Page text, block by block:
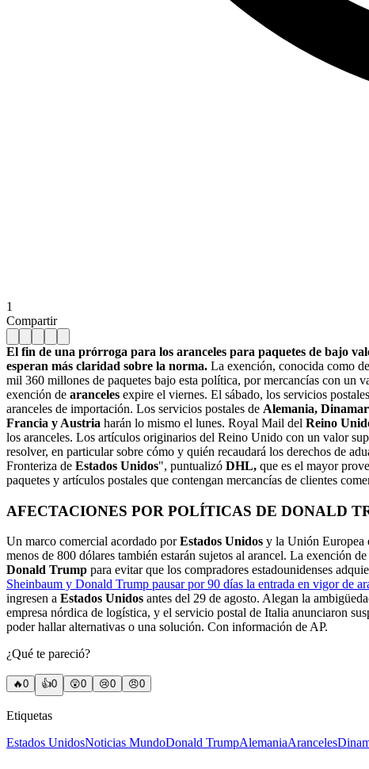
1
Compartir
El fin de una prórroga para los aranceles para paquetes de bajo
esperan más claridad sobre la norma. La exención, conocida como
mil 360 millones de paquetes bajo esta política, por mercancías con un
exención de aranceles expire el viernes. El sábado, los servicios
aranceles de importación. Los servicios postales de Alemania,
Francia y Austria harán lo mismo el lunes. Royal Mail del Reino
los aranceles. Los artículos originarios del Reino Unido con un valor
resolver, en particular sobre cómo y quién recaudará los derechos de
Fronteriza de Estados Unidos", puntualizó DHL, que es el mayor
paquetes y artículos postales que contengan mercancías de clientes
AFECTACIONES POR POLÍTICAS DE DONALD
Un marco comercial acordado porEstados Unidos y la Unión Europea
menos de 800 dólares también estarán sujetos al arancel. La exención de
Donald Trump para evitar que los compradores estadounidenses
Sheinbaum y Donald Trump pausar por 90 días la entrada en vigor de
ingresen a Estados Unidos antes del 29 de agosto. Alegan la
empresa nórdica de logística, y el servicio postal de Italia anunciaron
poder hallar alternativas o una solución. Con información de AP.
¿Qué te pareció?
🔥0 👍0 😲0 😢0 😠0
Etiquetas
Estados UnidosNoticias MundoDonald TrumpAlemaniaAranceles